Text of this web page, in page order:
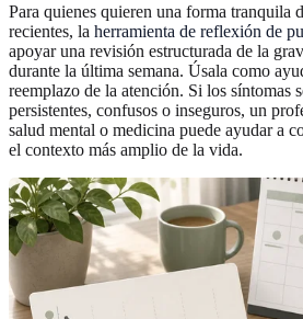
Para quienes quieren una forma tranquila
recientes, la herramienta de reflexión de
apoyar una revisión estructurada de la
durante la última semana. Úsala como
reemplazo de la atención. Si los síntomas
persistentes, confusos o inseguros, un
salud mental o medicina puede ayudar a
el contexto más amplio de la vida.